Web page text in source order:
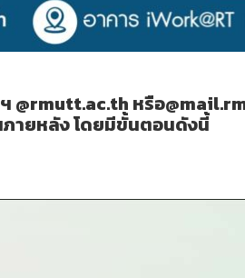
@rmutt.ac.th หรือ
ภายหลัง โดยมีขั้นตอนดังนี้